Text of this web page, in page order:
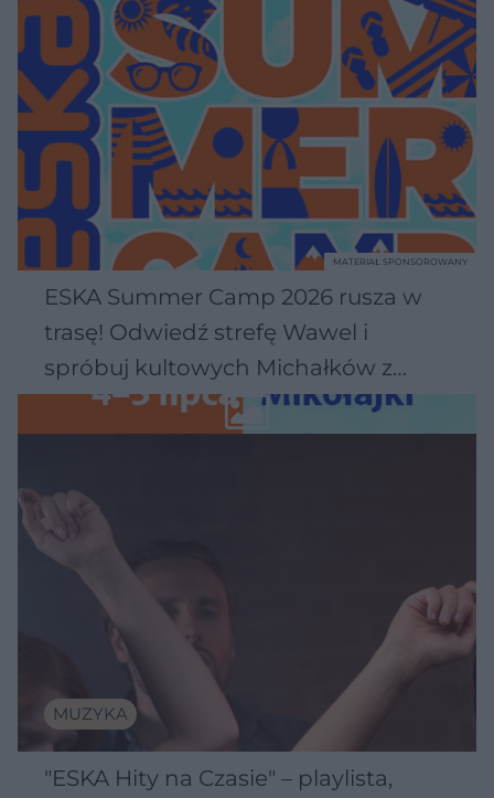
ESKA Summer Camp 2026 rusza w
trasę! Odwiedź strefę Wawel i
spróbuj kultowych Michałków z
Wawelu
MATERIAŁ SPONSOROWANY
MUZYKA
"ESKA Hity na Czasie" – playlista,